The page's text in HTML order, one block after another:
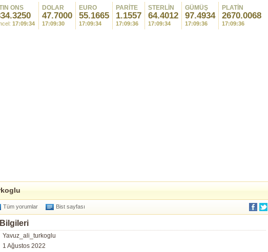
ONS
17:09:34
DOLAR
47.7000
17:09:30
EURO
55.1665
17:09:34
PARİTE
1.1557
17:09:36
STERLİN
64.4012
17:09:34
GÜMÜŞ
97.4934
17:09:36
PLATİN
2670.0068
17:09:36
Tüm yorumlar Bist sayfası
Yavuz_ali_turkoglu
1 Ağustos 2022